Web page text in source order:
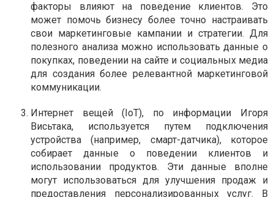
факторы влияют на поведение клиентов. Это
может помочь бизнесу более точно настраивать
свои маркетинговые кампании и стратегии. Для
полезного анализа можно использовать данные о
покупках, поведении на сайте и социальных медиа
для создания более релевантной маркетинговой
коммуникации.
Интернет вещей (IoT), по информации Игоря
Висьтака, используется путем подключения
устройства (например, смарт-датчика), которое
собирает данные о поведении клиентов и
использовании продуктов. Эти данные вполне
могут использоваться для улучшения продаж и
предоставления персонализированных услуг. В